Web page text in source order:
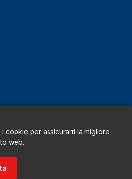
cookie per assicurarti la migliore
web.